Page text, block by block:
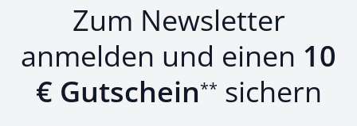
Zum Newsletter
anmelden und einen 10
€ Gutschein** sichern